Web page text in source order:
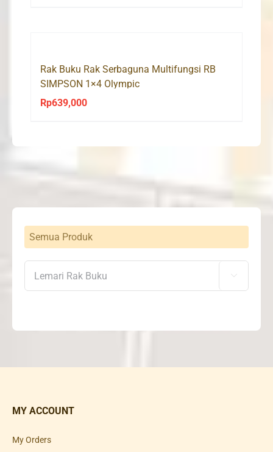
Rak Buku Rak Serbaguna Multifungsi RB
SIMPSON 1×4 Olympic
Rp639,000
Semua Produk

MY ACCOUNT
My Orders